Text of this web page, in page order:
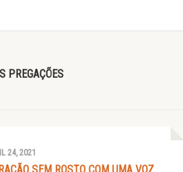
PREGAÇÕES
24, 2021